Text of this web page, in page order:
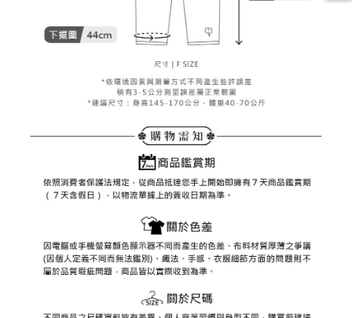
２．關於個人資料處理事宜，請瀏覽以下網址：
３．未成年的使用者請事先徵得法定代理人或監護人之同意方可使用
「AFTEE先享後付」，若未經同意申辦者引起之損失，本公司不負相關責
４．使用「AFTEE先享後付」時，將依據個別帳號之用戶狀況，依本公司即
時審查核予不同之上限額度；若仍有額度不足之情形，本公司將視審查結果
請求用戶進行身份認證。
恩沛科技股份有限公司將有權停止該用戶之使用額度並採取法律行動。